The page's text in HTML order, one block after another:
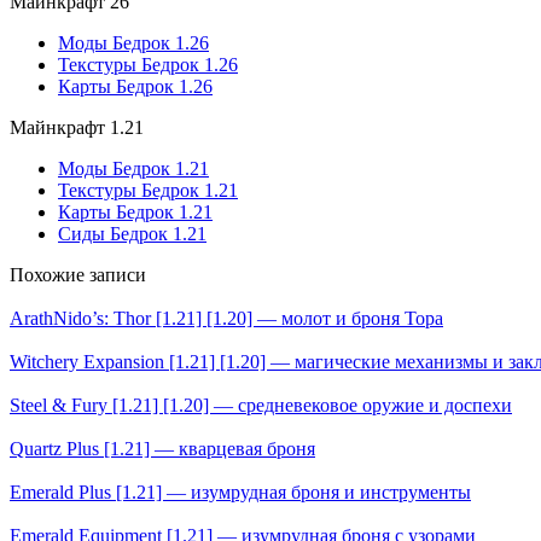
Моды Бедрок 1.26
Текстуры Бедрок 1.26
Карты Бедрок 1.26
Майнкрафт 1.21
Моды Бедрок 1.21
Текстуры Бедрок 1.21
Карты Бедрок 1.21
Сиды Бедрок 1.21
Похожие записи
ArathNido’s: Thor [1.21] [1.20] — молот и броня Тора
Witchery Expansion [1.21] [1.20] — магические механизмы и
Steel & Fury [1.21] [1.20] — средневековое оружие и доспехи
Quartz Plus [1.21] — кварцевая броня
Emerald Plus [1.21] — изумрудная броня и инструменты
Emerald Equipment [1.21] — изумрудная броня с узорами